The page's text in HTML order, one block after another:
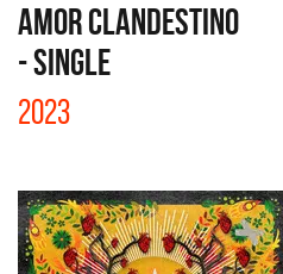
AMOR CLANDESTINO
- SINGLE
2023